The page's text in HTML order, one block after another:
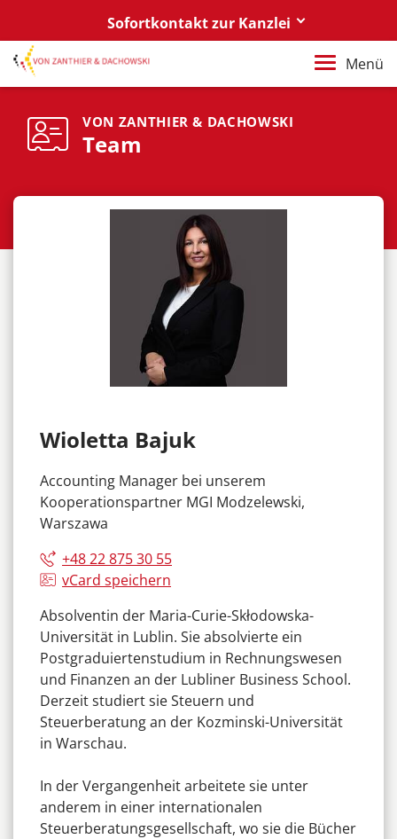
Sofortkontakt zur Kanzlei
Berlin
+49 30 88 03 59 0
Poznań / Warszawa
+48 61 85 82 55 0
berlin@vonzanthier.com
poznan@vonzanthier.com
Menü
VON ZANTHIER & DACHOWSKI
Team
Absolventin der Maria-Curie-Skłodowska-
Universität in Lublin. Sie absolvierte ein
Postgraduiertenstudium in Rechnungswesen
und Finanzen an der Lubliner Business School.
Derzeit studiert sie Steuern und
Steuerberatung an der Kozminski-Universität
in Warschau.
In der Vergangenheit arbeitete sie unter
anderem in einer internationalen
Steuerberatungsgesellschaft, wo sie die Bücher
Wioletta Bajuk
Accounting Manager bei unserem
Kooperationspartner MGI Modzelewski,
Warszawa
+48 22 875 30 55
vCard speichern